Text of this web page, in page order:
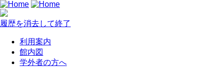
履歴を消去して終了
利用案内
館内図
学外者の方へ